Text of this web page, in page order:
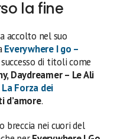
la fine
accolto nel suo
Everywhere I go –
di titoli come
Daydreamer – Le Ali
Forza dei
d’amore.
nei cuori del